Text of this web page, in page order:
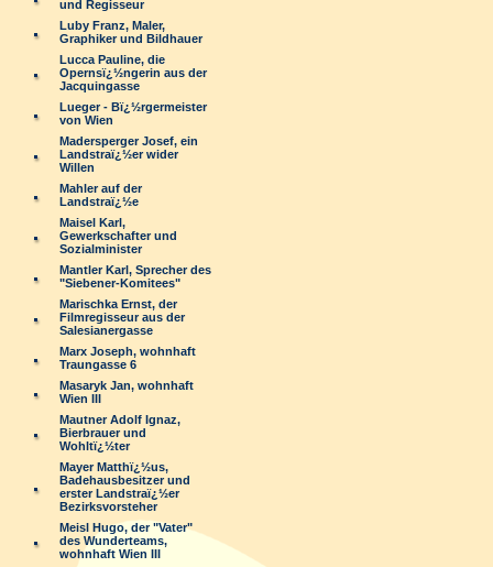
und Regisseur
Luby Franz, Maler,
Graphiker und Bildhauer
Lucca Pauline, die
Opernsï¿½ngerin aus der
Jacquingasse
Lueger - Bï¿½rgermeister
von Wien
Madersperger Josef, ein
Landstraï¿½er wider
Willen
Mahler auf der
Landstraï¿½e
Maisel Karl,
Gewerkschafter und
Sozialminister
Mantler Karl, Sprecher des
"Siebener-Komitees"
Marischka Ernst, der
Filmregisseur aus der
Salesianergasse
Marx Joseph, wohnhaft
Traungasse 6
Masaryk Jan, wohnhaft
Wien III
Mautner Adolf Ignaz,
Bierbrauer und
Wohltï¿½ter
Mayer Matthï¿½us,
Badehausbesitzer und
erster Landstraï¿½er
Bezirksvorsteher
Meisl Hugo, der "Vater"
des Wunderteams,
wohnhaft Wien III